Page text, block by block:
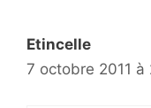
Etincelle
7 octobre 2011 à